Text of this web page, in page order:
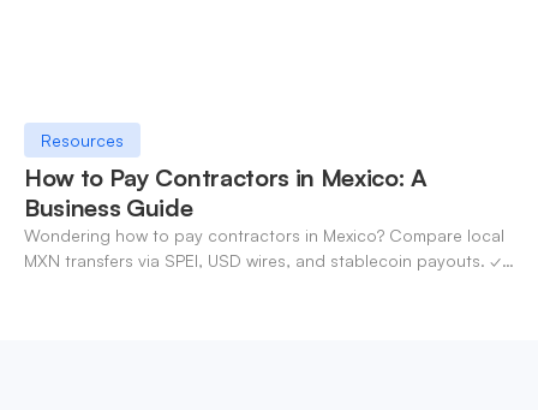
Resources
How to Pay Contractors in Mexico: A
Business Guide
Wondering how to pay contractors in Mexico? Compare local
MXN transfers via SPEI, USD wires, and stablecoin payouts. ✓